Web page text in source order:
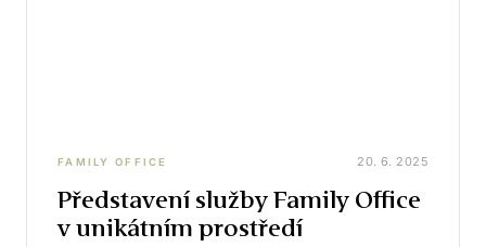
FAMILY OFFICE 20. 6. 2025
Představení služby Family Office
v unikátním prostředí